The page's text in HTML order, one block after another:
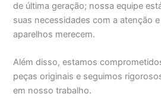
de última geração; nossa equipe
suas necessidades com a atenção
aparelhos merecem.
Além disso, estamos
peças originais e seguimos
em nosso trabalho.